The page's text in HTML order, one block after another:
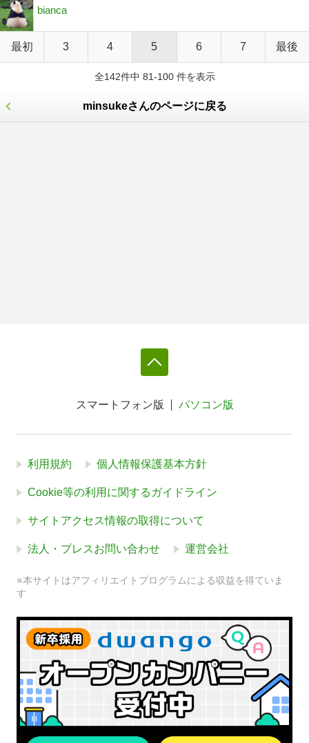
bianca
最初 3 4 5 6 7 最後
全142件中 81-100 件を表示
minsukeさんのページに戻る
スマートフォン版 パソコン版
利用規約 個人情報保護基本方針
Cookie等の利用に関するガイドライン
サイトアクセス情報の取得について
法人・プレスお問い合わせ 運営会社
※本サイトはアフィリエイトプログラムによる収益を得ていま
す